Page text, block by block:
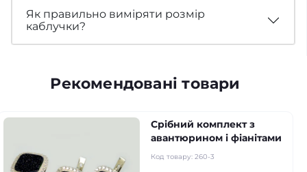
Як правильно виміряти розмір
каблучки?
Рекомендовані товари
Срібний комплект з
авантюрином і фіанітами
Код товару: 260-3